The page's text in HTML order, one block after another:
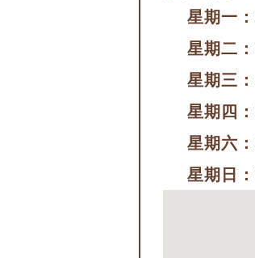
星期一：
星期二：
星期三：
星期四：
星期六：
星期日：